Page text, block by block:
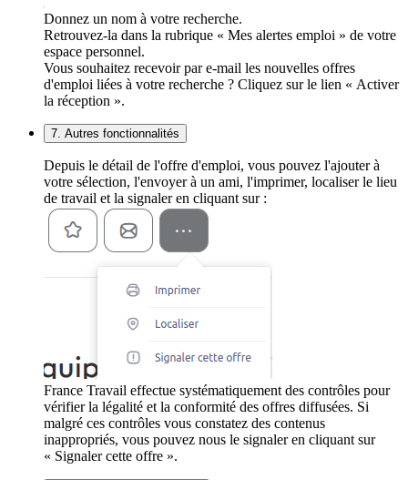
Donnez un nom à votre recherche.
Retrouvez-la dans la rubrique « Mes alertes emploi » de votre
espace personnel.
Vous souhaitez recevoir par e-mail les nouvelles offres
d'emploi liées à votre recherche ? Cliquez sur le lien « Activer
la réception ».
7. Autres fonctionnalités
Depuis le détail de l'offre d'emploi, vous pouvez l'ajouter à
votre sélection, l'envoyer à un ami, l'imprimer, localiser le lieu
de travail et la signaler en cliquant sur :
France Travail effectue systématiquement des contrôles pour
vérifier la légalité et la conformité des offres diffusées. Si
malgré ces contrôles vous constatez des contenus
inappropriés, vous pouvez nous le signaler en cliquant sur
« Signaler cette offre ».